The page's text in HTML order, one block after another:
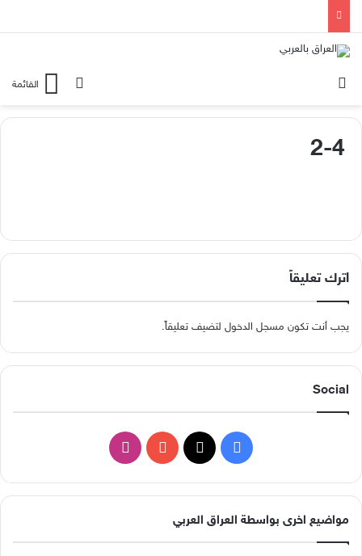
القائمةبحث عن
2-4
اترك تعليقاً
يجب أنت تكون مسجل الدخول لتضيف تعليقاً.
Social
ي
س
ب
X
Y
u
ن
ت
مواضيع اخرى بواسطة العراق العربي